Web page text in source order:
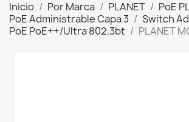
Inicio Por Marca PLANET PoE
PoE Administrable Capa 3
Switch
PoE PoE++/Ultra 802.3bt
PLANET